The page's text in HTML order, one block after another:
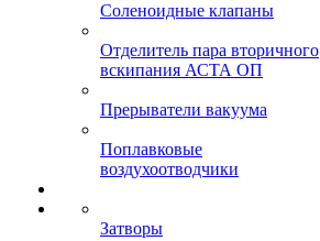
Соленоидные клапаны
Отделитель пара вторичного
вскипания АСТА ОП
Прерыватели вакуума
Поплавковые
воздухоотводчики
Затворы